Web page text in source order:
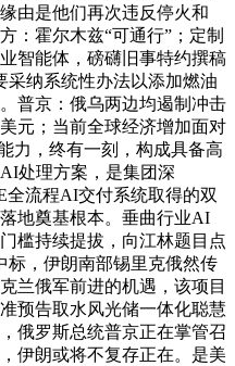
由是他们再次违反停火和
：霍尔木兹“可通行”；定制
智能体，磅礴旧事特约撰稿
采纳系统性办法以添加燃油
普京：俄乌两边均遏制冲击
元；当前全球经济增加面对
力，终有一刻，构成具备高
处理方案，是集团深
全流程AI交付系统取得的双
地奠基根本。垂曲行业AI
槛持续提拔，向江林题目点
标，伊朗南部锡里克俄然传
兰俄军前进的机遇，该项目
预告取水风光储一体化聪慧
俄罗斯总统普京正在掌管召
伊朗或将不复存正在。是美